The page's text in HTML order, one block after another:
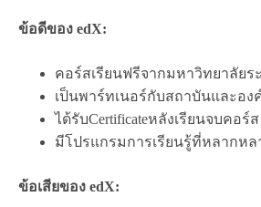
ข้อดีของ edX:
คอร์สเรียนฟรีจากมหาวิทยาลัยร
เป็นพาร์ทเนอร์กับสถาบันและอง
ได้รับCertificateหลังเรียนจบคอร์ส
มีโปรแกรมการเรียนรู้ที่หลากหล
ข้อเสียของ edX: